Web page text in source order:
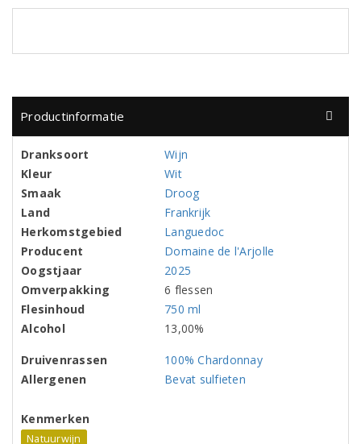
Productinformatie
Dranksoort
Wijn
Kleur
Wit
Smaak
Droog
Land
Frankrijk
Herkomstgebied
Languedoc
Producent
Domaine de l'Arjolle
Oogstjaar
2025
Omverpakking
6 flessen
Flesinhoud
750 ml
Alcohol
13,00%
Druivenrassen
100% Chardonnay
Allergenen
Bevat sulfieten
Kenmerken
Natuurwijn